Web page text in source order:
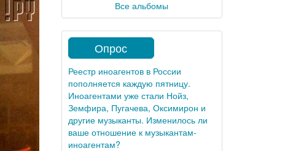
Все альбомы
Опрос
Реестр иноагентов в России
пополняется каждую пятницу.
Иноагентами уже стали Нойз,
Земфира, Пугачева, Оксимирон и
другие музыканты. Изменилось ли
ваше отношение к музыкантам-
иноагентам?